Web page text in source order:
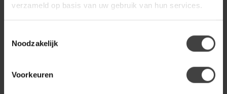
verzameld op basis van uw gebruik van hun services.
Noodzakelijk
Voorkeuren
WOONSTIJL
WoonStijl Barstoel velvet
ronde buis blauw velvet
Of heb je hulp nodig bij de bestelling? Neem gerust contact